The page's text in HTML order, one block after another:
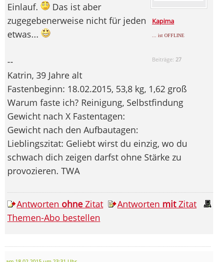
Kapima
... ist OFFLINE
Beiträge: 27
Einlauf.
Das ist aber
zugegebenerweise nicht für jeden
etwas...
--
Katrin, 39 Jahre alt
Fastenbeginn: 18.02.2015, 53,8 kg, 1,62 groß
Warum faste ich? Reinigung, Selbstfindung
Gewicht nach X Fastentagen:
Gewicht nach den Aufbautagen:
Lieblingszitat: Geliebt wirst du einzig, wo du
schwach dich zeigen darfst ohne Stärke zu
provozieren. TWA
Antworten ohne Zitat Antworten mitZitat
Themen-Abo bestellen